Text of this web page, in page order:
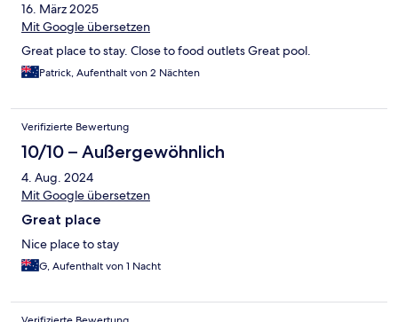
16. März 2025
Mit Google übersetzen
Great place to stay. Close to food outlets Great pool.
Patrick, Aufenthalt von 2 Nächten
Verifizierte Bewertung
10/10 – Außergewöhnlich
4. Aug. 2024
Mit Google übersetzen
Great place
Nice place to stay
G, Aufenthalt von 1 Nacht